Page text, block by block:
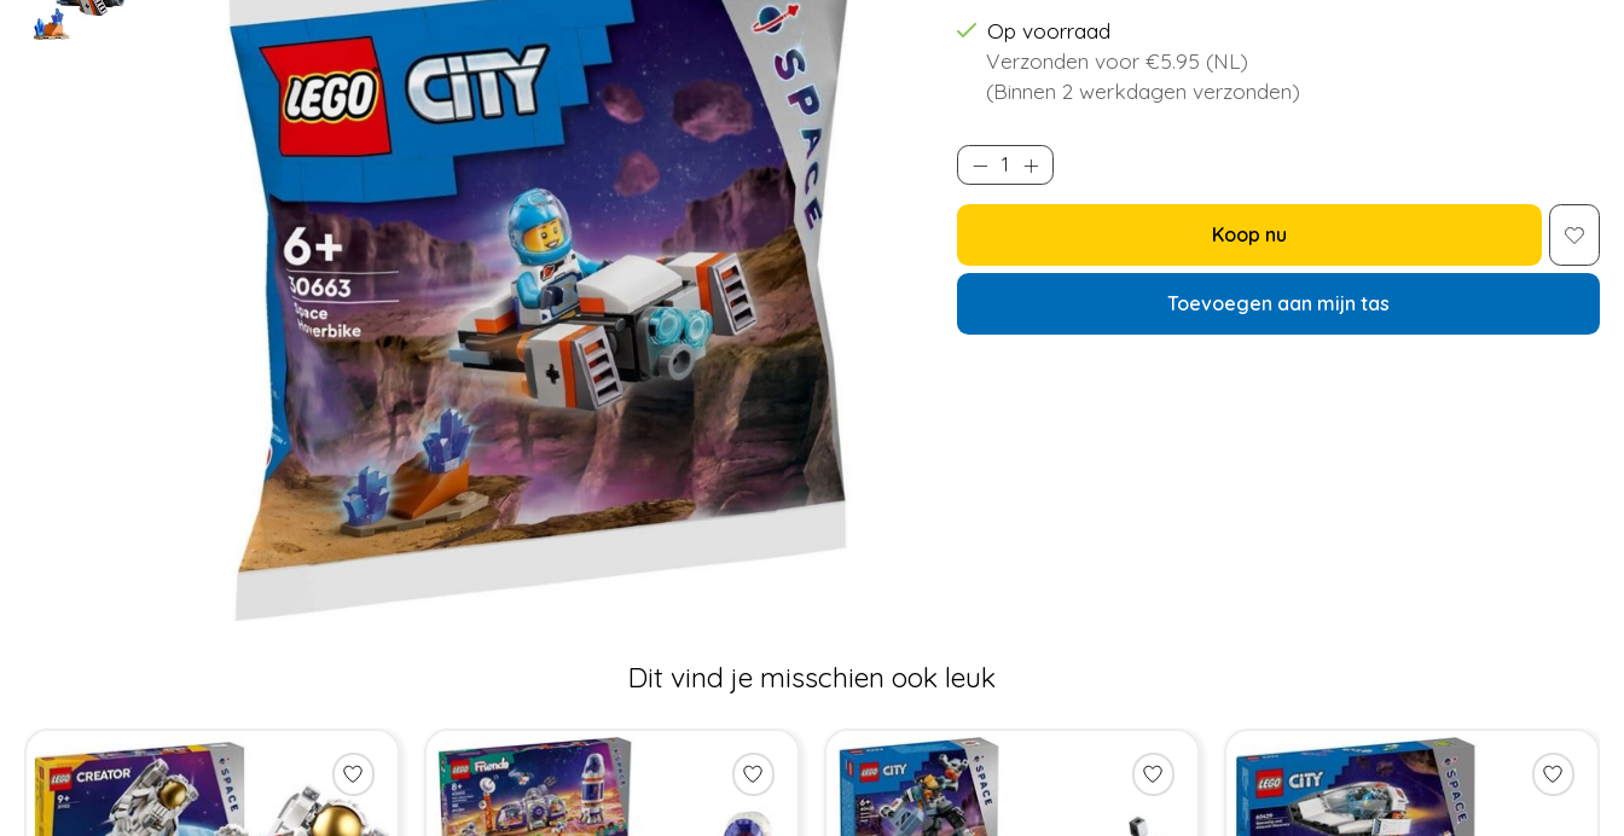
Op voorraad
Verzonden voor €5.95 (NL)
(Binnen 2 werkdagen verzonden)
Koop nu
Toevoegen aan mijn tas
Dit vind je misschien ook leuk
Items van productcarrousel